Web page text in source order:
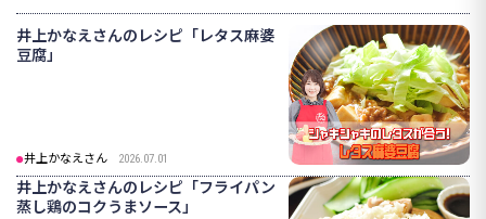
井上かなえさんのレシピ「レタス麻婆
豆腐」
井上かなえさん 2026.07.01
井上かなえさんのレシピ「フライパン
蒸し鶏のコクうまソース」